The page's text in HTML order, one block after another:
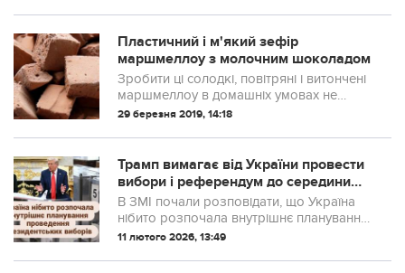
впорається будь-яка господиня!
Пластичний і м'який зефір
маршмеллоу з молочним шоколадом
Зробити ці солодкі, повітряні і витончені
маршмеллоу в домашніх умовах не
відніме у вас багато часу, а витрачені
чарівного смаку і ніжної текстури
29 березня 2019, 14:18
Трамп вимагає від України провести
вибори і референдум до середини
травня
В ЗМІ почали розповідати, що Україна
нібито розпочала внутрішнє планування
проведення президентських виборів та
11 лютого 2026, 13:49